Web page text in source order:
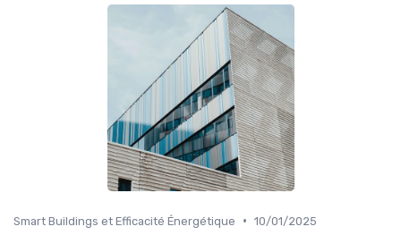
Smart Buildings et Efficacité Énergétique • 10/01/2025